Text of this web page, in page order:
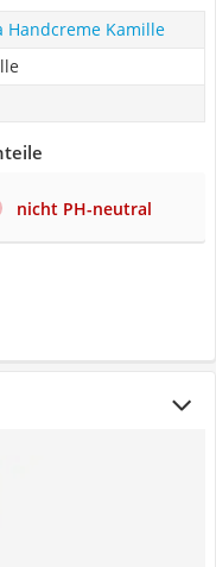
Handcreme Kamille
nicht PH-neutral